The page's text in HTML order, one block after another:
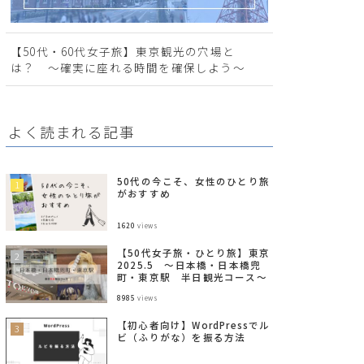
【50代・60代女子旅】東京観光の穴場と
は？ ～確実に座れる時間を確保しよう～
よく読まれる記事
50代の今こそ、女性のひとり旅
がおすすめ
1620 views
【50代女子旅・ひとり旅】東京
2025.5 ～日本橋・日本橋兜
町・東京駅 半日観光コース～
8985 views
【初心者向け】WordPressでル
ビ（ふりがな）を振る方法